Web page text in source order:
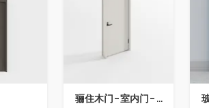
骊住木门-室内门-单开门-BFA-EF浅灰色